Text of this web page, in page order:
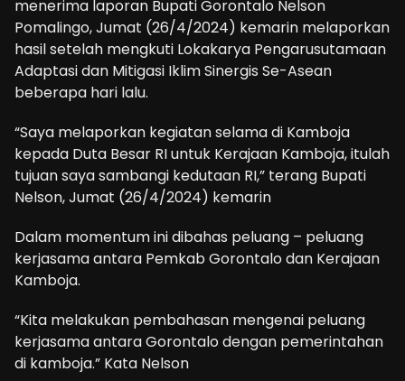
menerima laporan Bupati Gorontalo Nelson
Pomalingo, Jumat (26/4/2024) kemarin melaporkan
hasil setelah mengkuti Lokakarya Pengarusutamaan
Adaptasi dan Mitigasi Iklim Sinergis Se-Asean
beberapa hari lalu.
“Saya melaporkan kegiatan selama di Kamboja
kepada Duta Besar RI untuk Kerajaan Kamboja, itulah
tujuan saya sambangi kedutaan RI,” terang Bupati
Nelson, Jumat (26/4/2024) kemarin
Dalam momentum ini dibahas peluang – peluang
kerjasama antara Pemkab Gorontalo dan Kerajaan
Kamboja.
“Kita melakukan pembahasan mengenai peluang
kerjasama antara Gorontalo dengan pemerintahan
di kamboja.” Kata Nelson